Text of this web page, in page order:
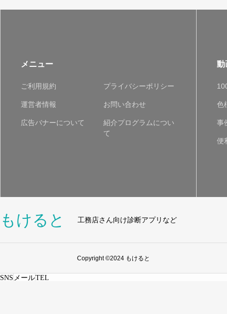
メニュー
ご利用規約 プライバシーポリシー
運営者情報 お問い合わせ
広告バナーについて
紹介プログラムについ
て
動
色
事
便
もけると 工務店さん向け診断アプリなど
Copyright ©2024 もけると
SNS メールTEL